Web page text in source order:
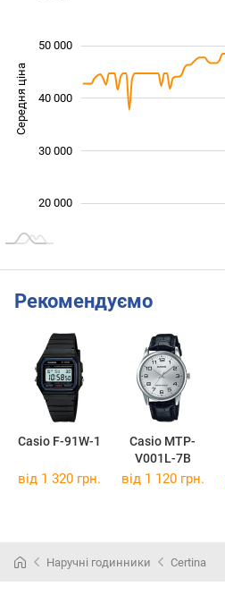
Середня ціна 25 000
20 000
30 000
40 000
50 000
Рекомендуємо
Casio F-91W-1
Casio MTP-
V001L-7B
від 1 320 грн. від 1 120 грн.
Наручні годинники Certina